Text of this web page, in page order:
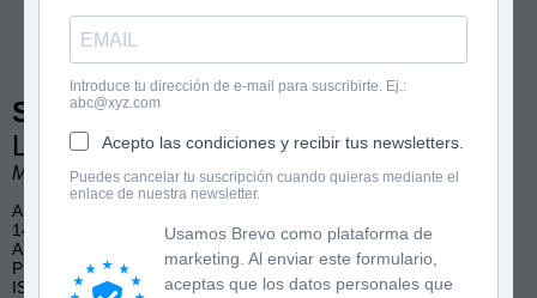
Introduce tu dirección de e-mail para suscribirte. Ej.:
abc@xyz.com
Acepto las condiciones y recibir tus newsletters.
Puedes cancelar tu suscripción cuando quieras mediante el
enlace de nuestra newsletter.
Usamos Brevo como plataforma de
marketing. Al enviar este formulario,
aceptas que los datos personales que
STARS 4
La hora de la verdad
Mairena Ruiz. Ilustraciones de Lara Pickle.
A partir de 10 años
144 páginas, b/n
Amistad, Música, Danza, Humor
Publicado por La Esfera Azul
ISBN: 9788419472847